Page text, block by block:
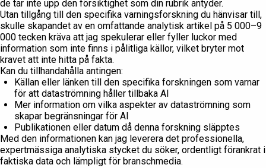
de tar inte upp den försiktighet som din rubrik antyder.
Utan tillgång till den specifika varningsforskning du hänvisar till,
skulle skapandet av en omfattande analytisk artikel på 5 000–9
000 tecken kräva att jag spekulerar eller fyller luckor med
information som inte finns i pålitliga källor, vilket bryter mot
kravet att inte hitta på fakta.
Kan du tillhandahålla antingen:
Källan eller länken till den specifika forskningen som varnar
för att dataströmning håller tillbaka AI
Mer information om vilka aspekter av dataströmning som
skapar begränsningar för AI
Publikationen eller datum då denna forskning släpptes
Med den informationen kan jag leverera det professionella,
expertmässiga analytiska stycket du söker, ordentligt förankrat i
faktiska data och lämpligt för branschmedia.